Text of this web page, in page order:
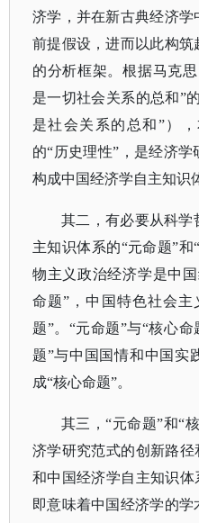
济学，并在新古典经济
前提假设，进而以此构
的分析框架。根据马克
是一切社会关系的总和”
是社会关系的总和”）
的“历史理性”，是经济学
构成中国经济学自主知识
其二，有必要从科学
主知识体系的“元命题”
物主义政治经济学是中
命题”，中国特色社会主
题”。“元命题”与“核心
题”与中国国情和中国实
成“核心命题”。
其三，“元命题”和“
济学研究范式的创新路径
和中国经济学自主知识体
即意味着中国经济学的